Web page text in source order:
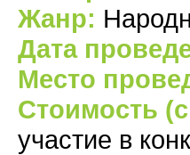
Жанр:
Дата
Место
Стоимость
участие в